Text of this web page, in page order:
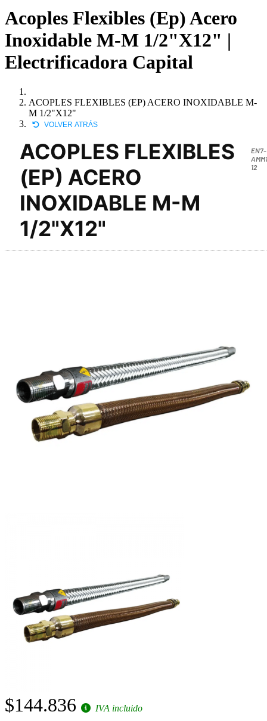
Acoples Flexibles (Ep) Acero
Inoxidable M-M 1/2"X12" |
Electrificadora Capital
ACOPLES FLEXIBLES (EP) ACERO INOXIDABLE M-
M 1/2"X12"
VOLVER ATRÁS
ACOPLES FLEXIBLES
(EP) ACERO
INOXIDABLE M-M
1/2"X12"
EN7-
12
$144.836 IVA incluido